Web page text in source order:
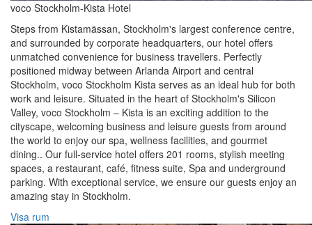
voco Stockholm-Kista Hotel
Steps from Kistamässan, Stockholm's largest conference centre,
and surrounded by corporate headquarters, our hotel offers
unmatched convenience for business travellers. Perfectly
positioned midway between Arlanda Airport and central
Stockholm, voco Stockholm Kista serves as an ideal hub for both
work and leisure. Situated in the heart of Stockholm's Silicon
Valley, voco Stockholm – Kista is an exciting addition to the
cityscape, welcoming business and leisure guests from around
the world to enjoy our spa, wellness facilities, and gourmet
dining.. Our full-service hotel offers 201 rooms, stylish meeting
spaces, a restaurant, café, fitness suite, Spa and underground
parking. With exceptional service, we ensure our guests enjoy an
amazing stay in Stockholm.
Visa rum